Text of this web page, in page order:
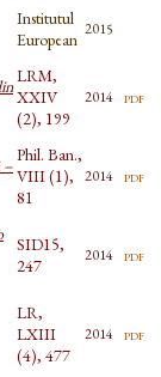
Institutul
European 2015
LRM,
XXIV
(2), 199
2014 pdf
–Phil. Ban.,
VIII (1),
81
2014 pdf
SID15,
247
2014 pdf
LR,
LXIII
(4), 477
2014 pdf